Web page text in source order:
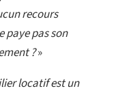
recours
paye pas son
?»
locatif est un